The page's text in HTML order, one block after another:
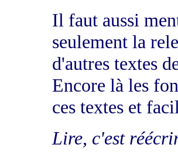
Il faut aussi
seulement la
d'autres textes
Encore là les
ces textes et
Lire, c'est